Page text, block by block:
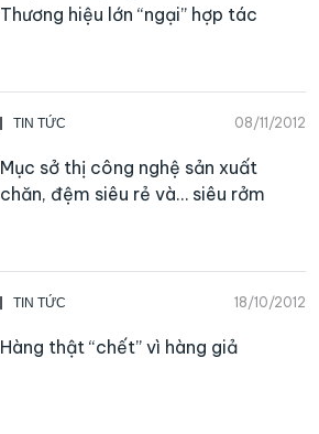
Thương hiệu lớn “ngại” hợp tác
TIN TỨC 08/11/2012
Mục sở thị công nghệ sản xuất
chăn, đệm siêu rẻ và… siêu rởm
TIN TỨC 18/10/2012
Hàng thật “chết” vì hàng giả